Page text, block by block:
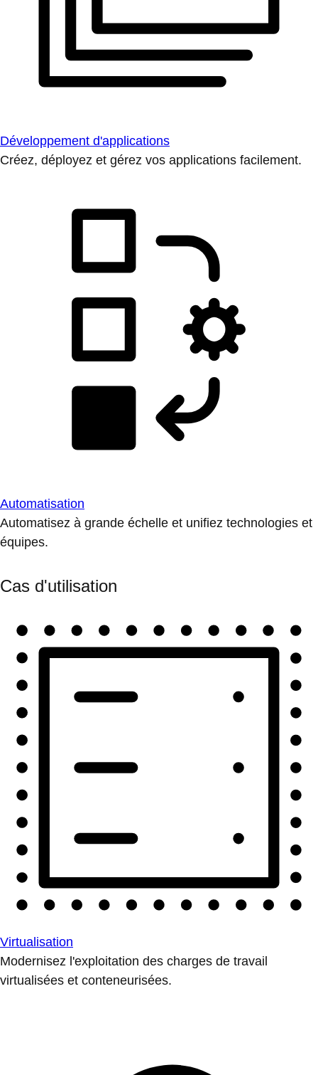
Développement d'applications
Créez, déployez et gérez vos applications facilement.
Automatisation
Automatisez à grande échelle et unifiez technologies et
équipes.
Cas d'utilisation
Virtualisation
Modernisez l'exploitation des charges de travail
virtualisées et conteneurisées.